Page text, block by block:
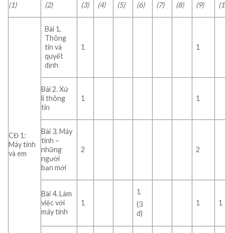
(1) (2) (3) (4) (5) (6) (7) (8) (9)
CĐ 1:
Máy tính
và em
Bài 1.
Thông
tin và
quyết
định
1 1
Bài 2. Xử
lí thông
tin
1 1
Bài 3. Máy
tính –
những
người
bạn mới
2 2
Bài 4. Làm
việc với
máy tính
1
1
(3
đ)
1 1